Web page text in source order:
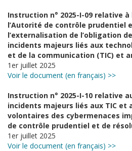
Instruction n° 2025-I-09 relative
l’Autorité de contrôle prudentiel
l’externalisation de l’obligation
incidents majeurs liés aux
et de la communication (TIC) et
1er juillet 2025
Voir le document (en français) >>
Instruction n° 2025-I-10 relative
incidents majeurs liés aux TIC et
volontaires des cybermenaces
de contrôle prudentiel et de
1er juillet 2025
Voir le document (en français) >>